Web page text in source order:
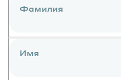
Фамилия
Имя